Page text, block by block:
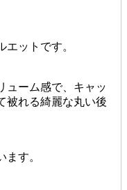
ットです。
ューム感で、キャッ
被れる綺麗な丸い後
す。